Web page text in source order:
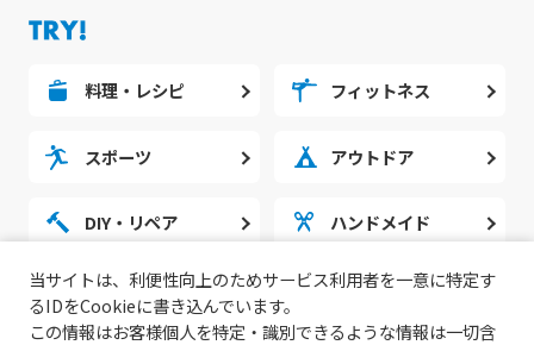
料理・レシピ フィットネス
スポーツ アウトドア
DIY・リペア ハンドメイド
勉強・スタディ ノウハウ
当サイトは、利便性向上のためサービス利用者を一意に特定す
るIDをCookieに書き込んでいます。
この情報はお客様個人を特定・識別できるような情報は一切含